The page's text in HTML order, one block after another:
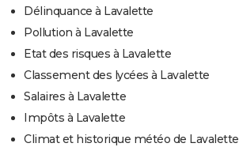
Délinquance à Lavalette
Pollution à Lavalette
Etat des risques à Lavalette
Classement des lycées à Lavalette
Salaires à Lavalette
Impôts à Lavalette
Climat et historique météo de Lavalette